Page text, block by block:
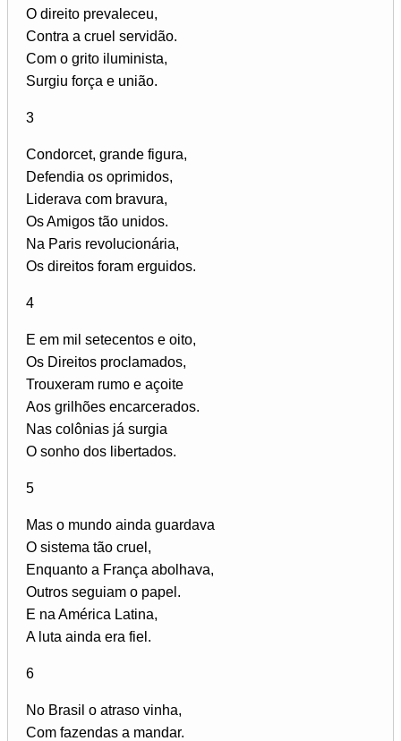
O direito prevaleceu,
Contra a cruel servidão.
Com o grito iluminista,
Surgiu força e união.
3
Condorcet, grande figura,
Defendia os oprimidos,
Liderava com bravura,
Os Amigos tão unidos.
Na Paris revolucionária,
Os direitos foram erguidos.
4
E em mil setecentos e oito,
Os Direitos proclamados,
Trouxeram rumo e açoite
Aos grilhões encarcerados.
Nas colônias já surgia
O sonho dos libertados.
5
Mas o mundo ainda guardava
O sistema tão cruel,
Enquanto a França abolhava,
Outros seguiam o papel.
E na América Latina,
A luta ainda era fiel.
6
No Brasil o atraso vinha,
Com fazendas a mandar.